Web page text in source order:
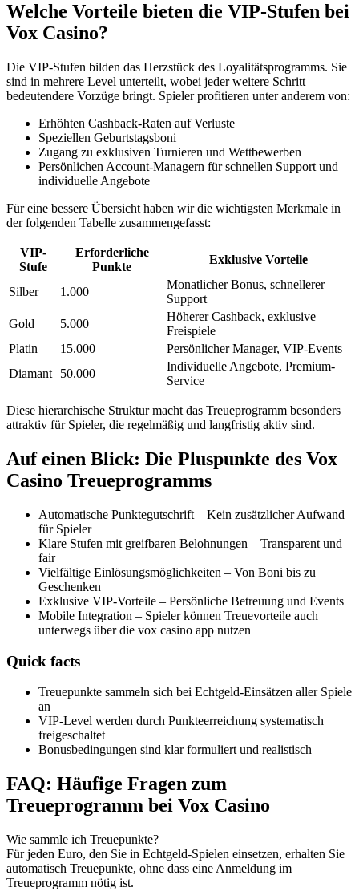
Welche Vorteile bieten die VIP-Stufen bei
Vox Casino?
Die VIP-Stufen bilden das Herzstück des Loyalitätsprogramms. Sie
sind in mehrere Level unterteilt, wobei jeder weitere Schritt
bedeutendere Vorzüge bringt. Spieler profitieren unter anderem von:
Erhöhten Cashback-Raten auf Verluste
Speziellen Geburtstagsboni
Zugang zu exklusiven Turnieren und Wettbewerben
Persönlichen Account-Managern für schnellen Support und
individuelle Angebote
Für eine bessere Übersicht haben wir die wichtigsten Merkmale in
der folgenden Tabelle zusammengefasst:
VIP-
Stufe
Erforderliche
Punkte
Exklusive Vorteile
Silber 1.000
Monatlicher Bonus, schnellerer
Support
Gold
5.000
Höherer Cashback, exklusive
Freispiele
Platin
15.000
Persönlicher Manager, VIP-Events
Diamant
50.000
Individuelle Angebote, Premium-
Service
Diese hierarchische Struktur macht das Treueprogramm besonders
attraktiv für Spieler, die regelmäßig und langfristig aktiv sind.
Auf einen Blick: Die Pluspunkte des Vox
Casino Treueprogramms
Automatische Punktegutschrift – Kein zusätzlicher Aufwand
für Spieler
Klare Stufen mit greifbaren Belohnungen – Transparent und
fair
Vielfältige Einlösungsmöglichkeiten – Von Boni bis zu
Geschenken
Exklusive VIP-Vorteile – Persönliche Betreuung und Events
Mobile Integration – Spieler können Treuevorteile auch
unterwegs über die vox casino app nutzen
Quick facts
Treuepunkte sammeln sich bei Echtgeld-Einsätzen aller Spiele
an
VIP-Level werden durch Punkteerreichung systematisch
freigeschaltet
Bonusbedingungen sind klar formuliert und realistisch
FAQ: Häufige Fragen zum
Treueprogramm bei Vox Casino
Wie sammle ich Treuepunkte?
Für jeden Euro, den Sie in Echtgeld-Spielen einsetzen, erhalten Sie
automatisch Treuepunkte, ohne dass eine Anmeldung im
Treueprogramm nötig ist.